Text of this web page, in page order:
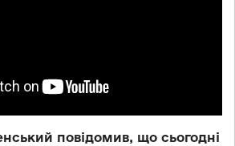
повідомив, що сьогодні